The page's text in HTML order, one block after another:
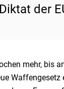
der
mehr, bis